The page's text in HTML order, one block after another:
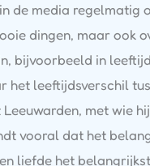
de media regelmatig
dingen, maar ook
bijvoorbeeld in
het leeftijdsverschil
Leeuwarden, met wie
vooral dat het
liefde het